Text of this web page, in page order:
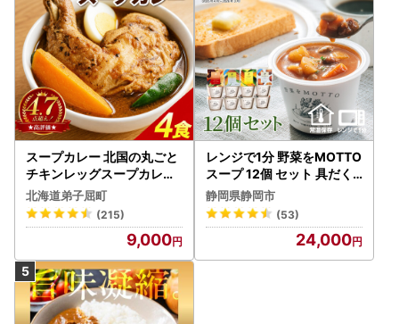
スープカレー 北国の丸ごと
チキンレッグスープカレー
4個 3739
北海道弟子屈町
(215)
9,000
レンジで1分 野菜をMOTTO
スープ 12個 セット 具だく
さんスープ 朝食 惣菜 国産
野菜 常温保存
静岡県静岡市
(53)
24,000